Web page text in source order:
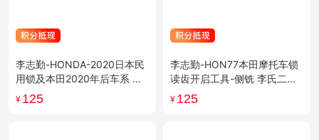
李志勤-HONDA-2020日本民
用锁及本田2020年后车系 读
齿开启工具-侧铣 李氏二合一
¥ 125
李志勤-HON77本田摩托车锁
读齿开启工具-侧铣 李氏二合
一
¥ 125